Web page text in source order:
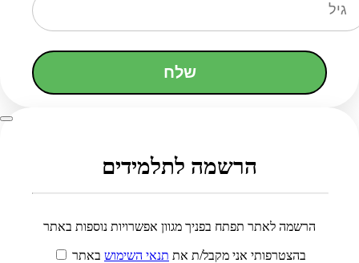
שלח
הרשמה לתלמידים
הרשמה לאתר תפתח בפניך מגוון אפשרויות נוספות באתר
בהצטרפותי אני מקבל/ת את תנאי השימוש באתר